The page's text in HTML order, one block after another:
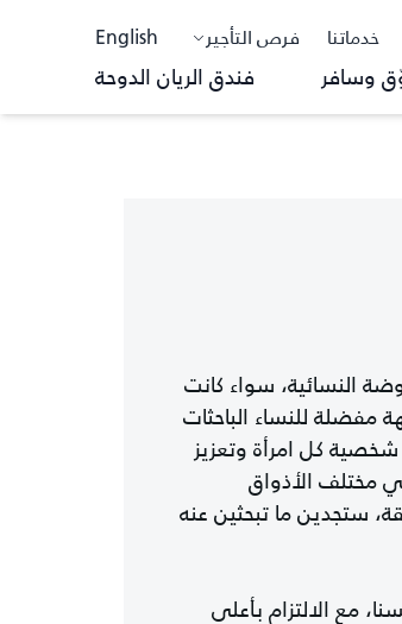
خدماتنا فرص التأجير English
وسافر فندق الريان الدوحة
النسائية، سواء كانت
مفضلة للنساء الباحثات
كل امرأة وتعزيز
مختلف الأذواق
ستجدين ما تبحثين عنه
مع الالتزام بأعلى